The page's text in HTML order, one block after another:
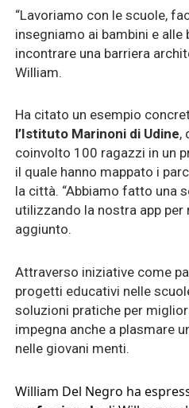
“Lavoriamo con le scuole,
insegniamo ai bambini e
incontrare una barriera
William.
Ha citato un esempio
l’Istituto Marinoni di Udine,
coinvolto 100 ragazzi in un
il quale hanno mappato i
la città. “Abbiamo fatto una
utilizzando la nostra app per
aggiunto.
Attraverso iniziative come
progetti educativi nelle
soluzioni pratiche per
impegna anche a plasmare
nelle giovani menti.
William Del Negro ha